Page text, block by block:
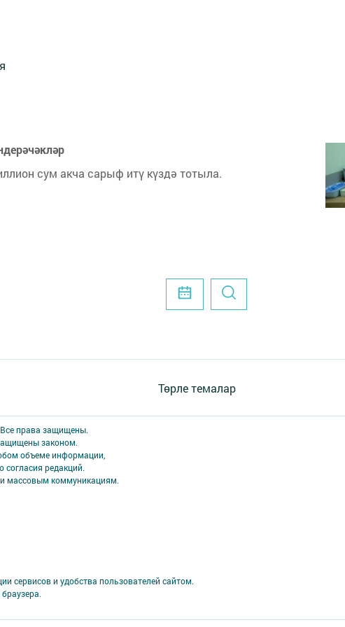
сум акча сарыф итү күздә тотыла.
Төрле темалар
права защищены.
законом.
объеме информации,
согласия редакций.
и массовым коммуникациям.
сервисов и удобства пользователей сайтом.